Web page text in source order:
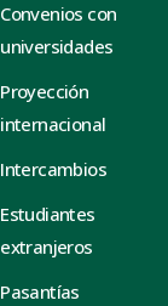
Convenios con
universidades
Proyección
internacional
Intercambios
Estudiantes
extranjeros
Pasantías